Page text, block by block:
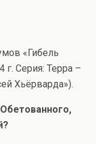
«Гибель
г. Серия: Терра –
Хьёрварда»).